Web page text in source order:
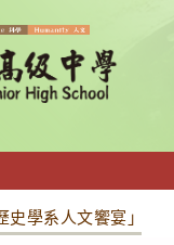
史學系人文饗宴」活